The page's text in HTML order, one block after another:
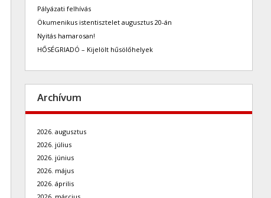
Pályázati felhívás
Ökumenikus istentisztelet augusztus 20-án
Nyitás hamarosan!
HŐSÉGRIADÓ – Kijelölt hűsölőhelyek
Archívum
2026. augusztus
2026. július
2026. június
2026. május
2026. április